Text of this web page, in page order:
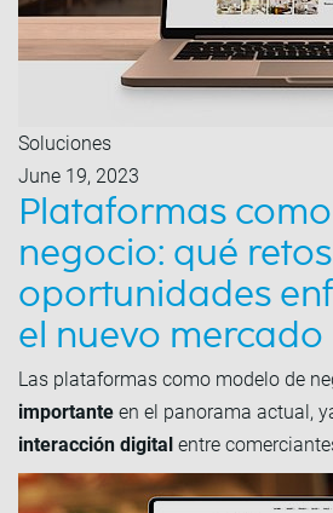
Soluciones
June 19, 2023
Plataformas
negocio: qué
oportunidades
el nuevo mercado
Las plataformas como modelo de
importante en el panorama actual,
interacción digital entre